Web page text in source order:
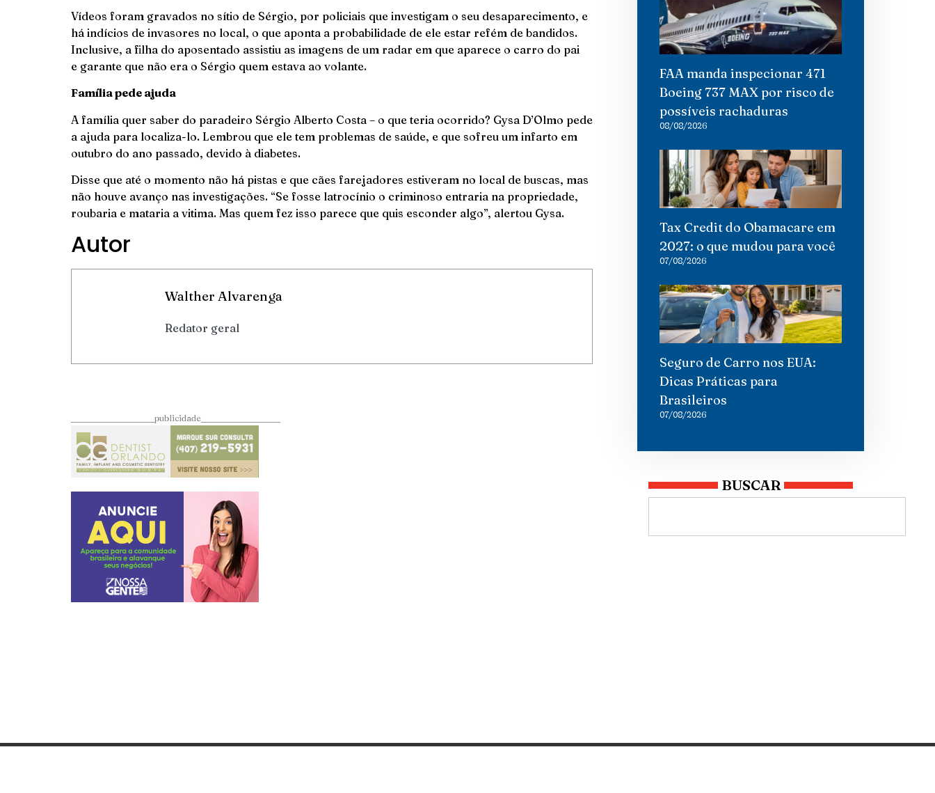
Vídeos foram gravados no sítio de Sérgio, por policiais que investigam o seu desaparecimento, e
há indícios de invasores no local, o que aponta a probabilidade de ele estar refém de bandidos.
Inclusive, a filha do aposentado assistiu as imagens de um radar em que aparece o carro do pai
e garante que não era o Sérgio quem estava ao volante.
Família pede ajuda
A família quer saber do paradeiro Sérgio Alberto Costa – o que teria ocorrido? Gysa D’Olmo pede
a ajuda para localiza-lo. Lembrou que ele tem problemas de saúde, e que sofreu um infarto em
outubro do ano passado, devido à diabetes.
Disse que até o momento não há pistas e que cães farejadores estiveram no local de buscas, mas
não houve avanço nas investigações. “Se fosse latrocínio o criminoso entraria na propriedade,
roubaria e mataria a vitima. Mas quem fez isso parece que quis esconder algo”, alertou Gysa.
Autor
Walther Alvarenga
Redator geral
____________________publicidade___________________
FAA manda inspecionar 471
Boeing 737 MAX por risco de
possíveis rachaduras
08/08/2026
Tax Credit do Obamacare em
2027: o que mudou para você
07/08/2026
Seguro de Carro nos EUA:
Dicas Práticas para
Brasileiros
07/08/2026
BUSCAR